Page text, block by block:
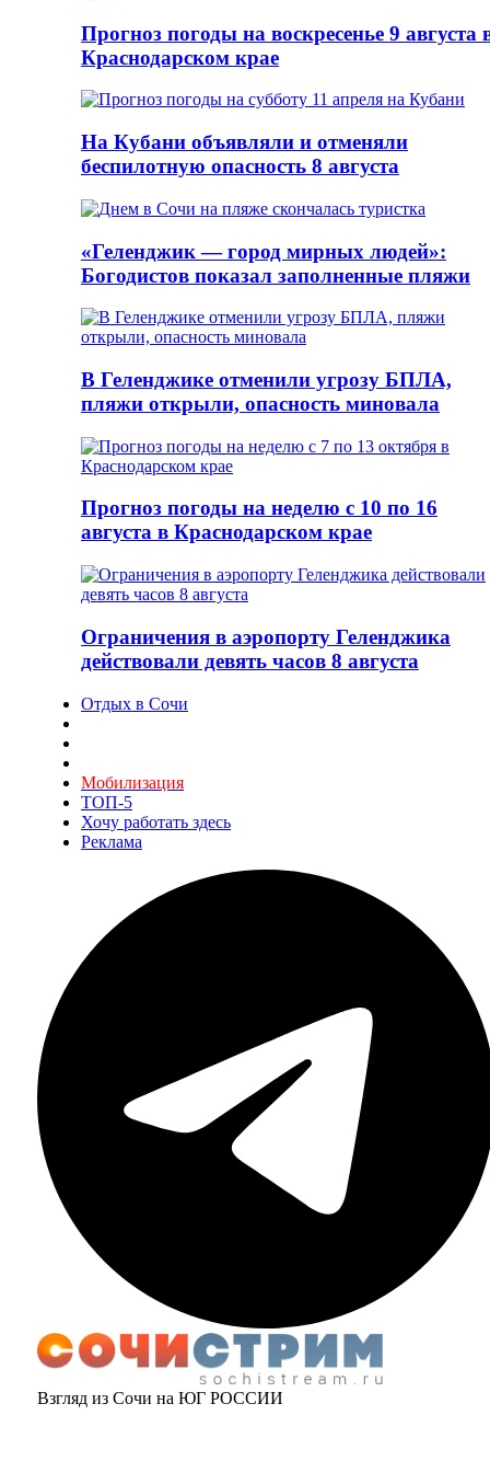
Прогноз погоды на воскресенье 9 августа
Краснодарском крае
На Кубани объявляли и отменяли
беспилотную опасность 8 августа
«Геленджик — город мирных людей»:
Богодистов показал заполненные пляжи
В Геленджике отменили угрозу БПЛА,
пляжи открыли, опасность миновала
Прогноз погоды на неделю с 10 по 16
августа в Краснодарском крае
Ограничения в аэропорту Геленджика
действовали девять часов 8 августа
Отдых в Сочи
Мобилизация
ТОП-5
Хочу работать здесь
Реклама
Взгляд из Сочи на ЮГ РОССИИ